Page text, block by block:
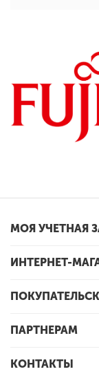
МОЯ УЧЕТНАЯ
ИНТЕРНЕТ-
ПАРТНЕРАМ
КОНТАКТЫ